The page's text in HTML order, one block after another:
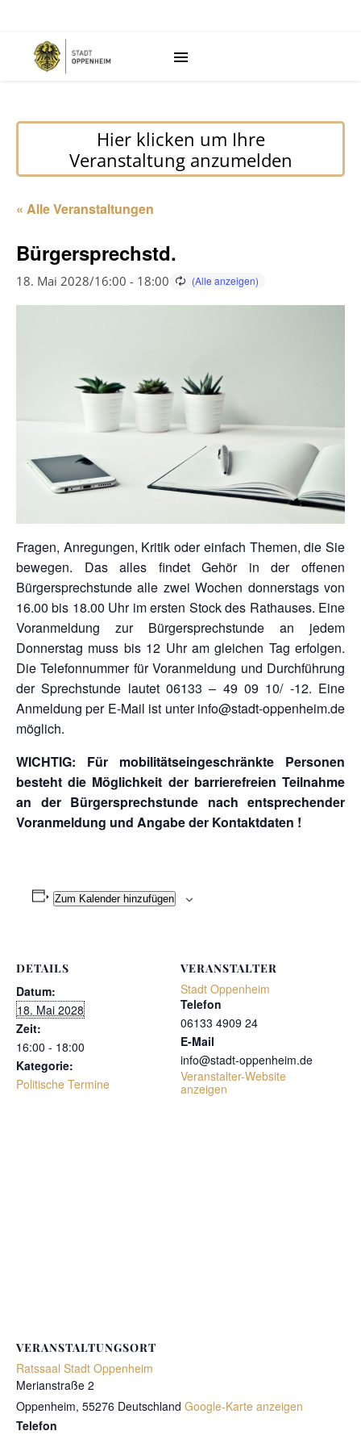
Hier klicken um Ihre
Veranstaltung anzumelden
« Alle Veranstaltungen
Bürgersprechstd.
18. Mai 2028/16:00 - 18:00
Fragen, Anregungen, Kritik oder einfach Themen, die Sie
bewegen. Das alles findet Gehör in der offenen
Bürgersprechstunde alle zwei Wochen donnerstags von
16.00 bis 18.00 Uhr im ersten Stock des Rathauses. Eine
Voranmeldung zur Bürgersprechstunde an jedem
Donnerstag muss bis 12 Uhr am gleichen Tag erfolgen.
Die Telefonnummer für Voranmeldung und Durchführung
der Sprechstunde lautet 06133 – 49 09 10/ -12. Eine
Anmeldung per E-Mail ist unter info@stadt-oppenheim.de
möglich.
WICHTIG: Für mobilitätseingeschränkte Personen
besteht die Möglichkeit der barrierefreien Teilnahme
an der Bürgersprechstunde nach entsprechender
Voranmeldung und Angabe der Kontaktdaten !
Zum Kalender hinzufügen
DETAILS
Datum:
18. Mai 2028
Zeit:
16:00 - 18:00
Kategorie:
Politische Termine
VERANSTALTER
Stadt Oppenheim
Telefon
06133 4909 24
E-Mail
info@stadt-oppenheim.de
Veranstalter-Website
anzeigen
VERANSTALTUNGSORT
Ratssaal Stadt Oppenheim
Merianstraße 2
Oppenheim, 55276 Deutschland Google-Karte anzeigen
Telefon